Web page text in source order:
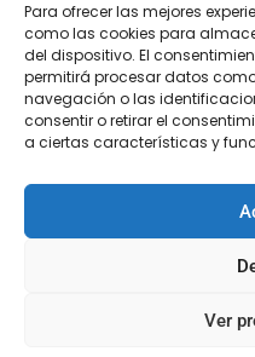
Para ofrecer las mejores
como las cookies para
del dispositivo. El
permitirá procesar datos
navegación o las
consentir o retirar el
a ciertas características y
Ver